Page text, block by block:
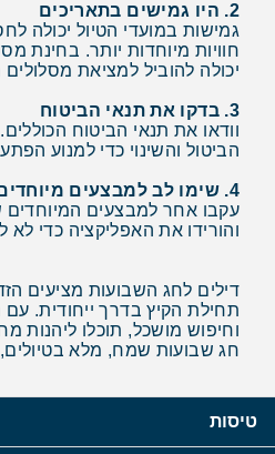
2. היו גמישים בתאריכים
גמישות במועדי הטיול יכולה
חוויות מיוחדות יותר. בחינת
יכולה להוביל למציאת מסלולים
3. בדקו את תנאי הביטוח
וודאו את תנאי הביטוח
הביטול והשינוי כדי למנוע
4. שימו לב למבצעים מיוחדים
עקבו אחר למבצעים המיוחדים
והורידו את האפליקציה כדי לא
דילים לחג השבועות מציעים
תחילת הקיץ בדרך ייחודית. עם
וחיפוש מושכל, תוכלו ליהנות
חג שבועות שמח, מלא בטיולים,
טיסות